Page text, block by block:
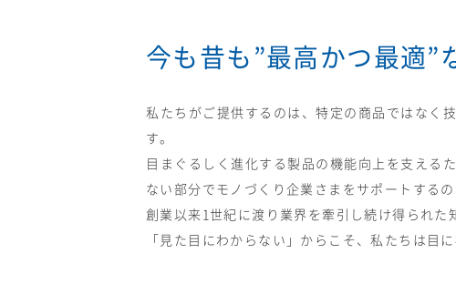
今も昔も”最高かつ最適”
私たちがご提供するのは、特定の商品ではなく
す。
目まぐるしく進化する製品の機能向上を支える
ない部分でモノづくり企業さまをサポートするの
創業以来1世紀に渡り業界を牽引し続け得られた
「見た目にわからない」からこそ、私たちは目